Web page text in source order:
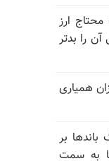
ارز
را بدتر
همیاری
باندها بر
به سمت